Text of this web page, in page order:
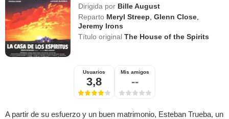
Dirigida por Bille August
Reparto Meryl Streep ,Glenn Close
Jeremy Irons
Título originalThe House of the Spirits
Usuarios
3,8
Mis amigos
--
A partir de su esfuerzo y un buen matrimonio, Esteban Trueba, un